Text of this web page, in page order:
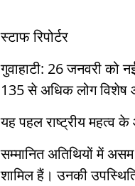
स्टाफ रिपोर्टर
गुवाहाटी: 26 जनवरी को
135 से अधिक लोग
यह पहल राष्ट्रीय महत्व
सम्मानित अतिथियों में
शामिल हैं। उनकी